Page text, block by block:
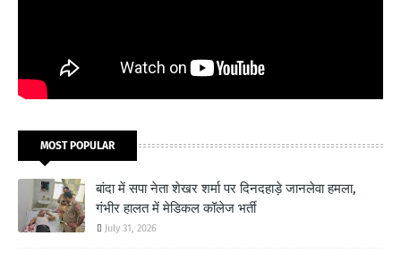
MOST POPULAR
बांदा में सपा नेता शेखर शर्मा पर दिनदहाड़े जानलेवा हमला,
गंभीर हालत में मेडिकल कॉलेज भर्ती
July 31, 2026